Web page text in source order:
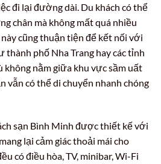
đi lại đường dài. Du khách có thể
chân mà không mất quá nhiều
cũng thuận tiện để kết nối với
thành phố Nha Trang hay các tỉnh
không nằm giữa khu vực sầm uất
vẫn có thể di chuyển nhanh chóng
sạn Bình Minh được thiết kế với
lại cảm giác thoải mái cho
có điều hòa, TV, minibar, Wi-Fi